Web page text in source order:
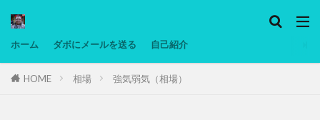
ホーム ダボにメールを送る 自己紹介
HOME 相場 強気弱気（相場）
タグ